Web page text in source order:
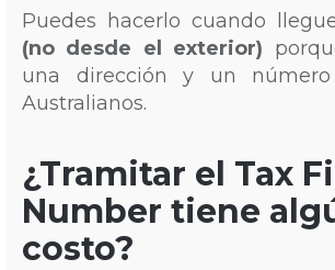
Puedes hacerlo cuando
(no desde el exterior)
una dirección y un
Australianos.
¿Tramitar el Tax
Number tiene
costo?